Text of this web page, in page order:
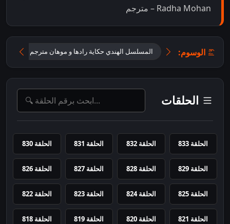
– Radha Mohan مترجم
الوسوم: المسلسل الهندي حكاية رادها و موهان مترجم
الحلقات
الحلقة 833 الحلقة 832 الحلقة 831 الحلقة 830
الحلقة 829 الحلقة 828 الحلقة 827 الحلقة 826
الحلقة 825 الحلقة 824 الحلقة 823 الحلقة 822
الحلقة 821 الحلقة 820 الحلقة 819 الحلقة 818